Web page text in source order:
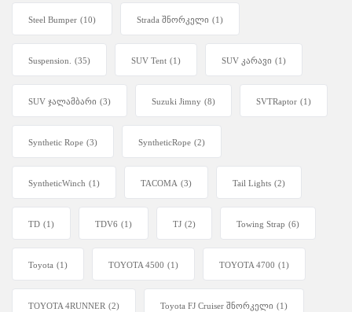
Steel Bumper (10) Strada შნორკელი (1)
Suspension. (35) SUV Tent (1) SUV კარავი (1)
SUV ჯალამბარი (3) Suzuki Jimny (8) SVTRaptor (1)
Synthetic Rope (3) SyntheticRope (2)
SyntheticWinch (1) TACOMA (3) Tail Lights (2)
TD (1) TDV6 (1) TJ (2) Towing Strap (6)
Toyota (1) TOYOTA 4500 (1) TOYOTA 4700 (1)
TOYOTA 4RUNNER (2) Toyota FJ Cruiser შნორკელი (1)